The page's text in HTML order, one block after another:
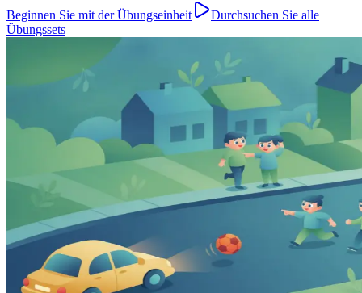
Beginnen Sie mit der Übungseinheit
Durchsuchen Sie alle
Übungssets